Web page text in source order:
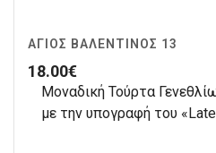
ΆΓΙΟΣ ΒΑΛΕΝΤΊΝΟΣ 13
18.00€
Μοναδική Τούρτα
με την υπογραφή του